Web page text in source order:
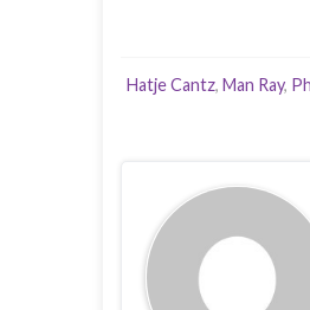
Hatje Cantz, Man Ray,